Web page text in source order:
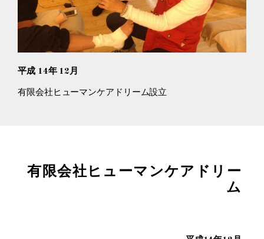
平成 14年 12月
有限会社ヒューマンケアドリーム設立
有限会社ヒューマンケアドリー
ム